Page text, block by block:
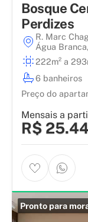
Bosque
Perdizes
R. Marc
Água Branca,
222m² a
6 banheiros
Preço do
Mensais a
R$
Pronto para